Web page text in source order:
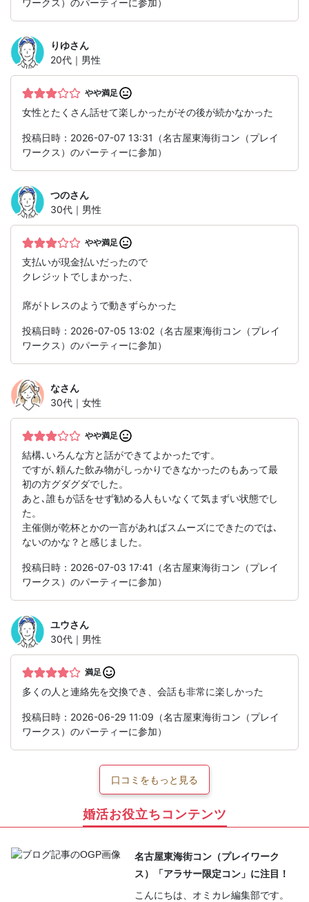
ワークス）のパーティーに参加）
りゆさん
20代｜男性
やや満足
女性とたくさん話せて楽しかったがその後が続かなかった
投稿日時：2026-07-07 13:31（名古屋東海街コン（プレイ
ワークス）のパーティーに参加）
つのさん
30代｜男性
やや満足
支払いが現金払いだったので
クレジットでしまかった、
席がトレスのようで動きずらかった
投稿日時：2026-07-05 13:02（名古屋東海街コン（プレイ
ワークス）のパーティーに参加）
なさん
30代｜女性
やや満足
結構､いろんな方と話ができてよかったです。
ですが､頼んた飲み物がしっかりできなかったのもあって最
初の方グダグダでした。
あと､誰もが話をせず勧める人もいなくて気まずい状態でし
た。
主催側が乾杯とかの一言があればスムーズにできたのでは､
ないのかな？と感じました。
投稿日時：2026-07-03 17:41（名古屋東海街コン（プレイ
ワークス）のパーティーに参加）
ユウさん
30代｜男性
満足
多くの人と連絡先を交換でき、会話も非常に楽しかった
投稿日時：2026-06-29 11:09（名古屋東海街コン（プレイ
ワークス）のパーティーに参加）
口コミをもっと見る
婚活お役立ちコンテンツ
名古屋東海街コン（プレイワーク
ス）「アラサー限定コン」に注目！
こんにちは、オミカレ編集部です。